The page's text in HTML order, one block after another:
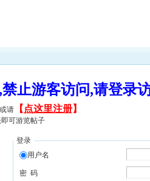
,禁止游客访问,请登
请 【 点这里注册】
可游览帖子
登录
用户名
密 码